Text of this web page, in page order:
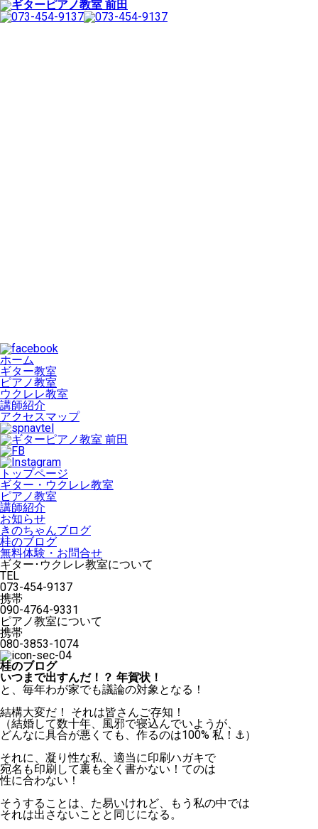
ホーム
ギター教室
ピアノ教室
ウクレレ教室
講師紹介
アクセスマップ
トップページ
ギター・ウクレレ教室
ピアノ教室
講師紹介
お知らせ
きのちゃんブログ
桂のブログ
無料体験・お問合せ
ギター･ウクレレ教室について
TEL
073-454-9137
携帯
090-4764-9331
ピアノ教室について
携帯
080-3853-1074
桂のブログ
いつまで出すんだ！？ 年賀状！
と、毎年わが家でも議論の対象となる！
結構大変だ！ それは皆さんご存知！
（結婚して数十年、風邪で寝込んでいようが、
どんなに具合が悪くても、作るのは100% 私！⚓︎）
それに、凝り性な私、適当に印刷ハガキで
宛名も印刷して裏も全く書かない！てのは
性に合わない！
そうすることは、た易いけれど、もう私の中では
それは出さないことと同じになる。